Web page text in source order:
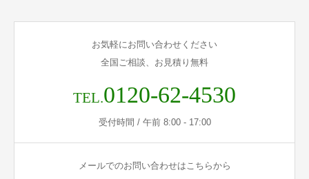
お気軽にお問い合わせください
全国ご相談、お見積り無料
TEL.0120-62-4530
受付時間 / 午前 8:00 - 17:00
メールでのお問い合わせはこちらから